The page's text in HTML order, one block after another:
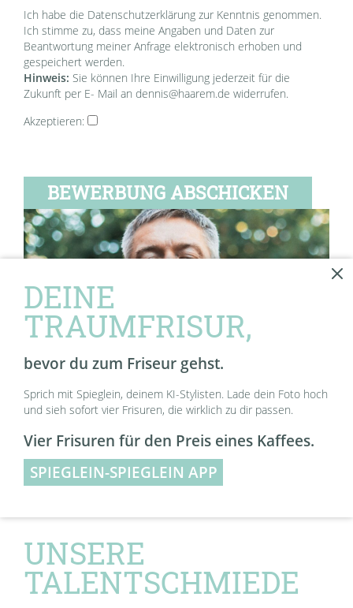
Ich habe die Datenschutzerklärung zur Kenntnis genommen.
Ich stimme zu, dass meine Angaben und Daten zur
Beantwortung meiner Anfrage elektronisch erhoben und
gespeichert werden.
Hinweis: Sie können Ihre Einwilligung jederzeit für die
Zukunft per E- Mail andennis@haarem.de widerrufen.
Akzeptieren:
BEWERBUNG ABSCHICKEN
UNSERE
TALENTSCHMIEDE
DEINE
TRAUMFRISUR,
bevor du zum Friseur gehst.
Sprich mit Spieglein, deinem KI-Stylisten. Lade dein Foto hoch
und sieh sofort vier Frisuren, die wirklich zu dir passen.
Vier Frisuren für den Preis eines Kaffees.
SPIEGLEIN-SPIEGLEIN APP